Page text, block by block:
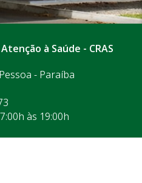
à Saúde - CRAS
- Paraíba
às 19:00h